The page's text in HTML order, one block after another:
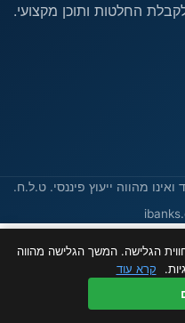
החלטות ותוכן מקצועי.
מהווה ייעוץ פיננסי. ט.ל.ח.
הגלישה. המשך הגלישה מהווה
קרא עוד